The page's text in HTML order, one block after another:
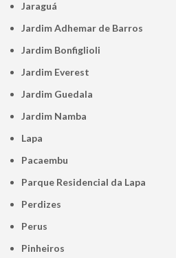
Jaraguá
Jardim Adhemar de Barros
Jardim Bonfiglioli
Jardim Everest
Jardim Guedala
Jardim Namba
Lapa
Pacaembu
Parque Residencial da Lapa
Perdizes
Perus
Pinheiros